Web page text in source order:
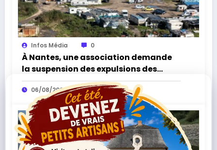
Infos Média 0
À Nantes, une association demande
la suspension des expulsions des
bidonvilles sans solution de
relogement
06/08/2026